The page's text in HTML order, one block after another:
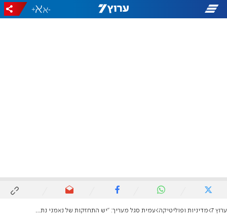
-
+
ערוץ 7 מדיניות ופוליטיקה עמית סגל מעריך: "יש התחזקות של נאמני נתניהו הלוהטים"